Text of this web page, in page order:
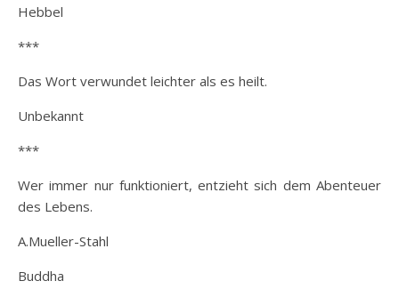
Hebbel
***
Das Wort verwundet leichter als es heilt.
Unbekannt
***
Wer immer nur funktioniert, entzieht sich dem Abenteuer
des Lebens.
A.Mueller-Stahl
Buddha